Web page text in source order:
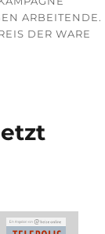
ARBEITENDE.
DER WARE